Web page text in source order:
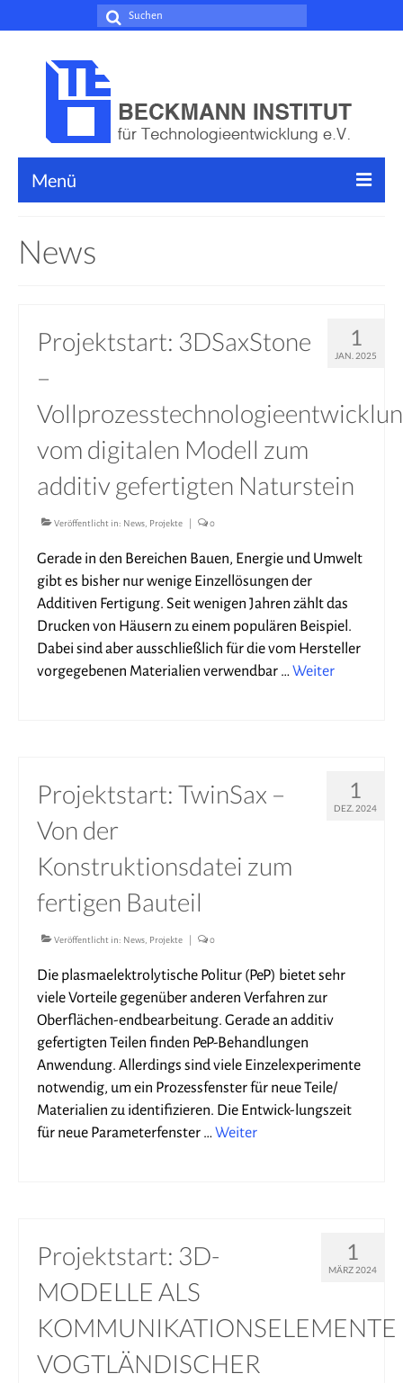
Suche
Menü
Forschungsschwerpunkte
Weiterbildung
News
Publikationen
Verein
Stellenangebote
Kontakt
Vorstand
Datenschutzerklärung
Impressum
News
1
JAN. 2025
Projektstart: 3DSaxStone
–
vom digitalen Modell zum
additiv gefertigten Naturstein
Veröffentlicht in: News Projekte 0
Gerade in den Bereichen Bauen, Energie und Umwelt
gibt es bisher nur wenige Einzellösungen der
Additiven Fertigung. Seit wenigen Jahren zählt das
Drucken von Häusern zu einem populären Beispiel.
Dabei sind aber ausschließlich für die vom Hersteller
vorgegebenen Materialien verwendbar …Weiter
1
DEZ. 2024
Projektstart: TwinSax –
Von der
Konstruktionsdatei zum
fertigen Bauteil
Veröffentlicht in: News Projekte 0
Die plasmaelektrolytische Politur (PeP) bietet sehr
viele Vorteile gegenüber anderen Verfahren zur
Oberflächen-endbearbeitung. Gerade an additiv
gefertigten Teilen finden PeP-Behandlungen
Anwendung. Allerdings sind viele Einzelexperimente
notwendig, um ein Prozessfenster für neue Teile/
Materialien zu identifizieren. Die Entwick-lungszeit
für neue Parameterfenster …Weiter
1
MÄRZ 2024
Projektstart: 3D-
MODELLE ALS
KOMMUNIKATIONSELEMENTE
VOGTLÄNDISCHER